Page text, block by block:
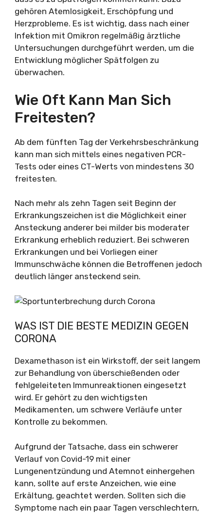
gehören Atemlosigkeit, Erschöpfung und
Herzprobleme. Es ist wichtig, dass nach einer
Infektion mit Omikron regelmäßig ärztliche
Untersuchungen durchgeführt werden, um die
Entwicklung möglicher Spätfolgen zu
überwachen.
Wie Oft Kann Man Sich
Freitesten?
Ab dem fünften Tag der Verkehrsbeschränkung
kann man sich mittels eines negativen PCR-
Tests oder eines CT-Werts von mindestens 30
freitesten.
Nach mehr als zehn Tagen seit Beginn der
Erkrankungszeichen ist die Möglichkeit einer
Ansteckung anderer bei milder bis moderater
Erkrankung erheblich reduziert. Bei schweren
Erkrankungen und bei Vorliegen einer
Immunschwäche können die Betroffenen jedoch
deutlich länger ansteckend sein.
WAS IST DIE BESTE MEDIZIN GEGEN
CORONA
Dexamethason ist ein Wirkstoff, der seit langem
zur Behandlung von überschießenden oder
fehlgeleiteten Immunreaktionen eingesetzt
wird. Er gehört zu den wichtigsten
Medikamenten, um schwere Verläufe unter
Kontrolle zu bekommen.
Aufgrund der Tatsache, dass ein schwerer
Verlauf von Covid-19 mit einer
Lungenentzündung und Atemnot einhergehen
kann, sollte auf erste Anzeichen, wie eine
Erkältung, geachtet werden. Sollten sich die
Symptome nach ein paar Tagen verschlechtern,